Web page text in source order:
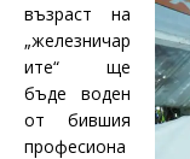
възраст на
„железничар
ите“ ще
бъде воден
от бившия
професиона